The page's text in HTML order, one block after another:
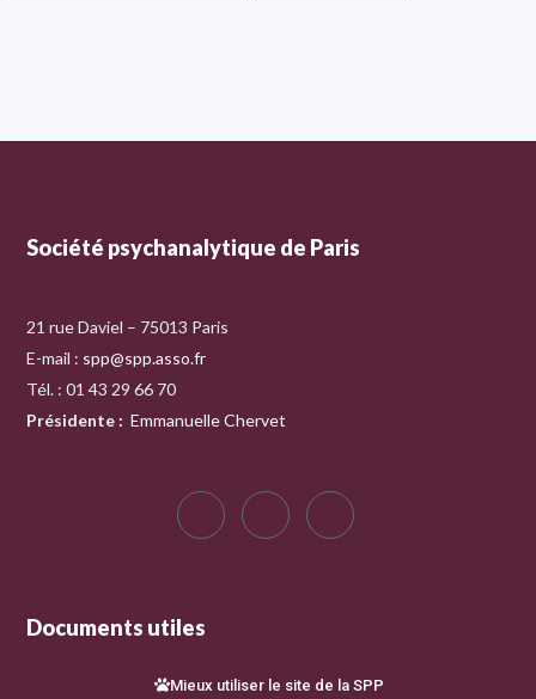
Société psychanalytique de Paris
21 rue Daviel – 75013 Paris
E-mail : spp@spp.asso.fr
Tél. : 01 43 29 66 70
Présidente : Emmanuelle Chervet
Documents utiles
Mieux utiliser le site de la SPP